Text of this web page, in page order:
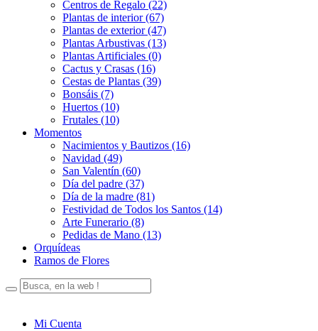
Centros de Regalo (22)
Plantas de interior (67)
Plantas de exterior (47)
Plantas Arbustivas (13)
Plantas Artificiales (0)
Cactus y Crasas (16)
Cestas de Plantas (39)
Bonsáis (7)
Huertos (10)
Frutales (10)
Momentos
Nacimientos y Bautizos (16)
Navidad (49)
San Valentín (60)
Día del padre (37)
Día de la madre (81)
Festividad de Todos los Santos (14)
Arte Funerario (8)
Pedidas de Mano (13)
Orquídeas
Ramos de Flores
Mi Cuenta